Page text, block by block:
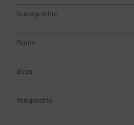
Nudelgerichte
Penne
pizza
Reisgerichte